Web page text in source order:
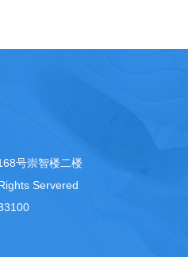
号崇智楼二楼
Servered